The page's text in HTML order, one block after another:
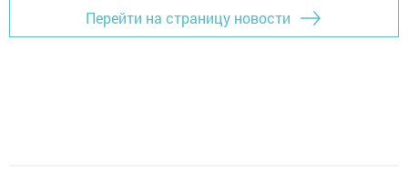
Перейти на страницу новости